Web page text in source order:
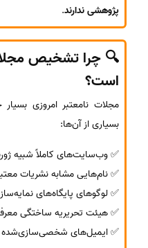
پژوهشی ندارند.
🔍 چرا تشخیص
است؟
مجلات نامعتبر امروزی
بسیاری از آن‌ها:
✅ وب‌سایت‌های کاملاً شبیه
✅ نام‌هایی مشابه نشریات
✅ لوگوهای پایگاه‌های
✅ هیئت تحریریه ساختگی
✅ ایمیل‌های شخصی‌سازی‌شده